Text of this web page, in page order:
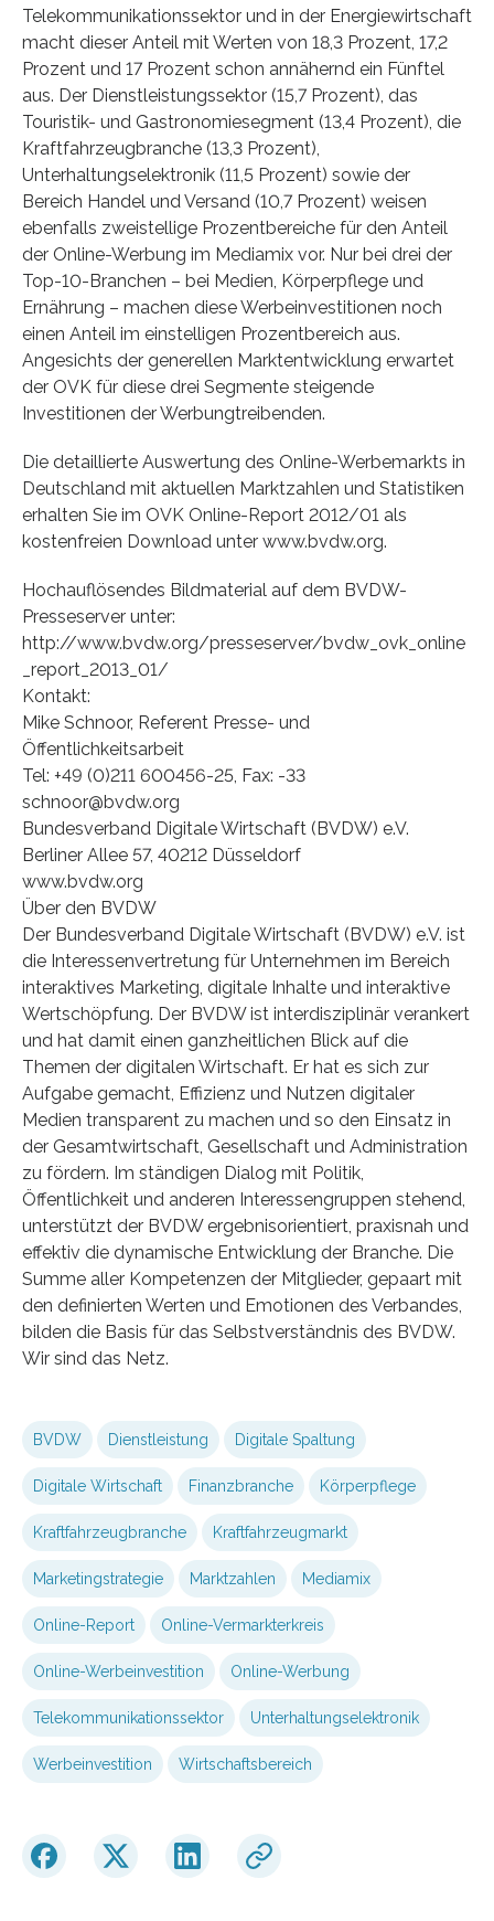
Telekommunikationssektor und in der Energiewirtschaft
macht dieser Anteil mit Werten von 18,3 Prozent, 17,2
Prozent und 17 Prozent schon annähernd ein Fünftel
aus. Der Dienstleistungssektor (15,7 Prozent), das
Touristik- und Gastronomiesegment (13,4 Prozent), die
Kraftfahrzeugbranche (13,3 Prozent),
Unterhaltungselektronik (11,5 Prozent) sowie der
Bereich Handel und Versand (10,7 Prozent) weisen
ebenfalls zweistellige Prozentbereiche für den Anteil
der Online-Werbung im Mediamix vor. Nur bei drei der
Top-10-Branchen – bei Medien, Körperpflege und
Ernährung – machen diese Werbeinvestitionen noch
einen Anteil im einstelligen Prozentbereich aus.
Angesichts der generellen Marktentwicklung erwartet
der OVK für diese drei Segmente steigende
Investitionen der Werbungtreibenden.
Die detaillierte Auswertung des Online-Werbemarkts in
Deutschland mit aktuellen Marktzahlen und Statistiken
erhalten Sie im OVK Online-Report 2012/01 als
kostenfreien Download unter www.bvdw.org.
Hochauflösendes Bildmaterial auf dem BVDW-
Presseserver unter:
http://www.bvdw.org/presseserver/bvdw_ovk_online
_report_2013_01/
Kontakt:
Mike Schnoor, Referent Presse- und
Öffentlichkeitsarbeit
Tel: +49 (0)211 600456-25, Fax: -33
schnoor@bvdw.org
Bundesverband Digitale Wirtschaft (BVDW) e.V.
Berliner Allee 57, 40212 Düsseldorf
www.bvdw.org
Über den BVDW
Der Bundesverband Digitale Wirtschaft (BVDW) e.V. ist
die Interessenvertretung für Unternehmen im Bereich
interaktives Marketing, digitale Inhalte und interaktive
Wertschöpfung. Der BVDW ist interdisziplinär verankert
und hat damit einen ganzheitlichen Blick auf die
Themen der digitalen Wirtschaft. Er hat es sich zur
Aufgabe gemacht, Effizienz und Nutzen digitaler
Medien transparent zu machen und so den Einsatz in
der Gesamtwirtschaft, Gesellschaft und Administration
zu fördern. Im ständigen Dialog mit Politik,
Öffentlichkeit und anderen Interessengruppen stehend,
unterstützt der BVDW ergebnisorientiert, praxisnah und
effektiv die dynamische Entwicklung der Branche. Die
Summe aller Kompetenzen der Mitglieder, gepaart mit
den definierten Werten und Emotionen des Verbandes,
bilden die Basis für das Selbstverständnis des BVDW.
Wir sind das Netz.
BVDW Dienstleistung Digitale Spaltung
Digitale Wirtschaft Finanzbranche Körperpflege
Kraftfahrzeugbranche Kraftfahrzeugmarkt
Marketingstrategie Marktzahlen Mediamix
Online-Report Online-Vermarkterkreis
Online-Werbeinvestition Online-Werbung
Telekommunikationssektor Unterhaltungselektronik
Werbeinvestition Wirtschaftsbereich